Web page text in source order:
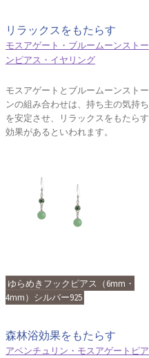
リラックスをもたらす
モスアゲート・ブルームーンストー
ンピアス・イヤリング
モスアゲートとブルームーンストー
ンの組み合わせは、持ち主の気持ち
を安定させ、リラックスをもたらす
効果があるといわれます。
ゆらめきフックピアス（6mm・
4mm）シルバー925
森林浴効果をもたらす
アベンチュリン・モスアゲートピア